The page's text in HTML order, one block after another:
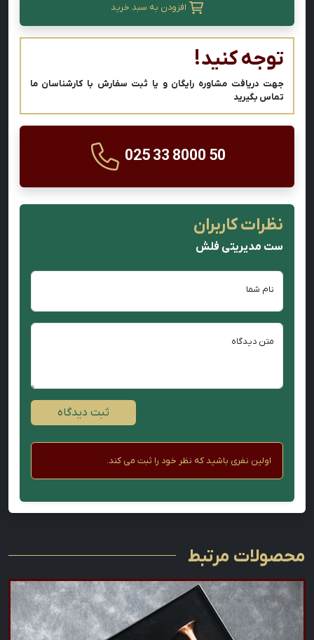
افزودن به سبد خرید
توجه کنید!
جهت دریافت مشاوره رایگان و یا ثبت سفارش با کارشناسان ما
تماس بگیرید
025 33 8000 50
نظرات کاربران
ست مدیریتی فلش
نام شما
متن دیدگاه
ثبت دیدگاه
اولین نفری باشید که نظر خود را ثبت می کند.
محصولات مرتبط